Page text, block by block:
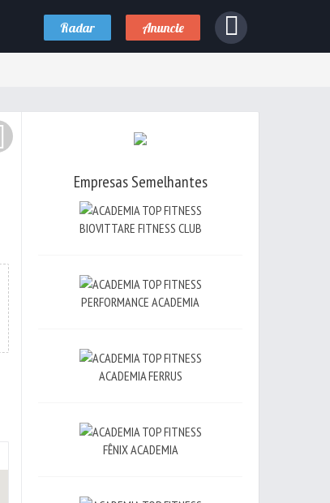
Radar Anuncie
Empresas Semelhantes
BIOVITTARE FITNESS CLUB
PERFORMANCE ACADEMIA
ACADEMIA FERRUS
FÊNIX ACADEMIA